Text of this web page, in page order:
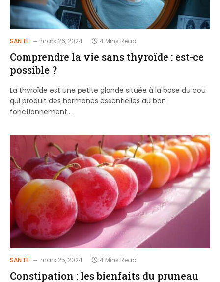
SANTÉ mars 26, 2024 4 Mins Read
Comprendre la vie sans thyroïde : est-ce
possible ?
La thyroïde est une petite glande située à la base du cou
qui produit des hormones essentielles au bon
fonctionnement…
SANTÉ mars 25, 2024 4 Mins Read
Constipation : les bienfaits du pruneau